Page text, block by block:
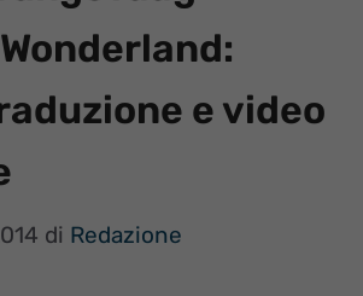
e video
di Redazione